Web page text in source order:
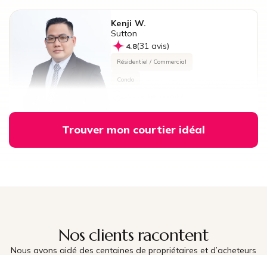
Kenji W.
Sutton
4.8(31 avis)
Résidentiel / Commercial
Condo
Trouver mon courtier idéal
Nos clients racontent
Nous avons aidé des centaines de propriétaires et d’acheteurs